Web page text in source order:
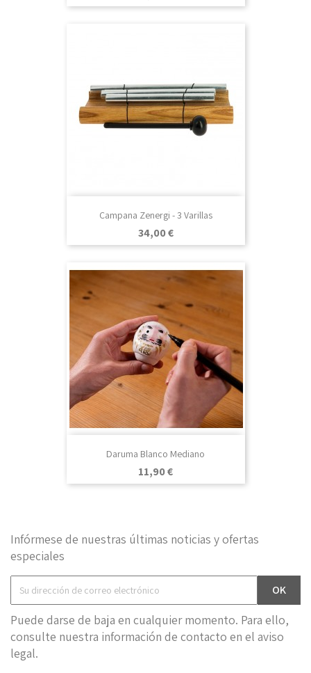
Campana Zenergi - 3 Varillas
Precio
34,00 €
Daruma Blanco Mediano
Precio
11,90 €
Infórmese de nuestras últimas noticias y ofertas
especiales
Puede darse de baja en cualquier momento. Para ello,
consulte nuestra información de contacto en el aviso
legal.